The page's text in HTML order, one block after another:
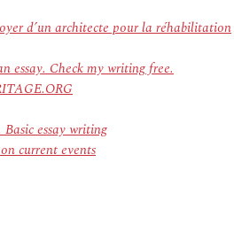
d’un architecte pour la réhabilitation
essay. Check my writing free.
essay writing
current events